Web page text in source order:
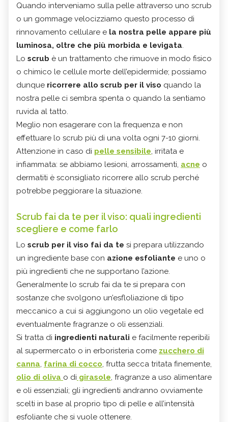
Quando interveniamo sulla pelle attraverso uno scrub
o un gommage velocizziamo questo processo di
rinnovamento cellulare e la nostra pelle appare più
luminosa, oltre che più morbida e levigata.
Lo scrub è un trattamento che rimuove in modo fisico
o chimico le cellule morte dell’epidermide; possiamo
dunque ricorrere allo scrub per il viso quando la
nostra pelle ci sembra spenta o quando la sentiamo
ruvida al tatto.
Meglio non esagerare con la frequenza e non
effettuare lo scrub più di una volta ogni 7-10 giorni.
Attenzione in caso di pelle sensibile, irritata e
infiammata: se abbiamo lesioni, arrossamenti, acne o
dermatiti è sconsigliato ricorrere allo scrub perché
potrebbe peggiorare la situazione.
Scrub fai da te per il viso: quali ingredienti
scegliere e come farlo
Lo scrub per il viso fai da te si prepara utilizzando
un ingrediente base con azione esfoliante e uno o
più ingredienti che ne supportano l’azione.
Generalmente lo scrub fai da te si prepara con
sostanze che svolgono un’esfloliazione di tipo
meccanico a cui si aggiungono un olio vegetale ed
eventualmente fragranze o oli essenziali.
Si tratta di ingredienti naturali e facilmente reperibili
al supermercato o in erboristeria come zucchero di
canna, farina di cocco, frutta secca tritata finemente,
olio di oliva o di girasole, fragranze a uso alimentare
e oli essenziali; gli ingredienti andranno ovviamente
scelti in base al proprio tipo di pelle e all’intensità
esfoliante che si vuole ottenere.